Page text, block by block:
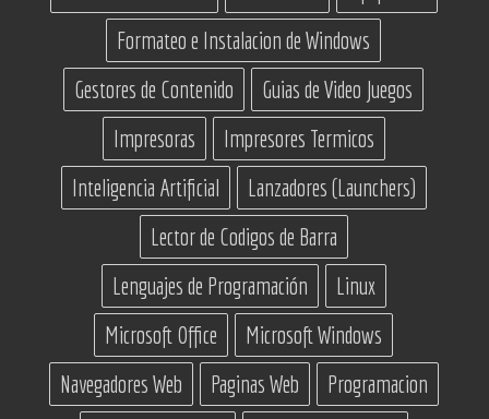
Formateo e Instalacion de Windows
Gestores de Contenido
Guias de Video Juegos
Impresoras
Impresores Termicos
Inteligencia Artificial
Lanzadores (Launchers)
Lector de Codigos de Barra
Lenguajes de Programación
Linux
Microsoft Office
Microsoft Windows
Navegadores Web
Paginas Web
Programacion